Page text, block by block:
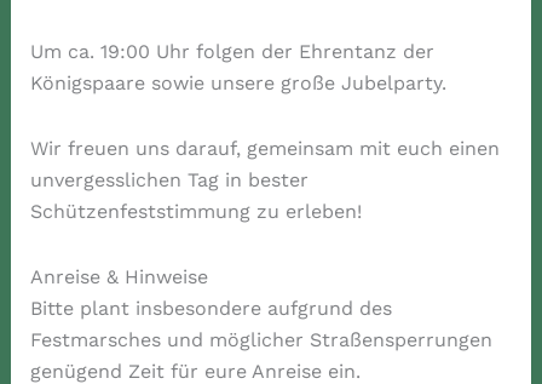
Um ca. 19:00 Uhr folgen der Ehrentanz der
Königspaare sowie unsere große Jubelparty.
Wir freuen uns darauf, gemeinsam mit euch einen
unvergesslichen Tag in bester
Schützenfeststimmung zu erleben!
Anreise & Hinweise
Bitte plant insbesondere aufgrund des
Festmarsches und möglicher Straßensperrungen
genügend Zeit für eure Anreise ein.